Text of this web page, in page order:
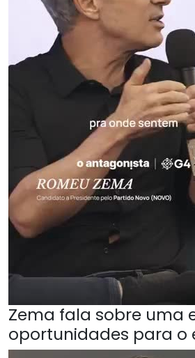
Zema fala sobre uma
oportunidades para o